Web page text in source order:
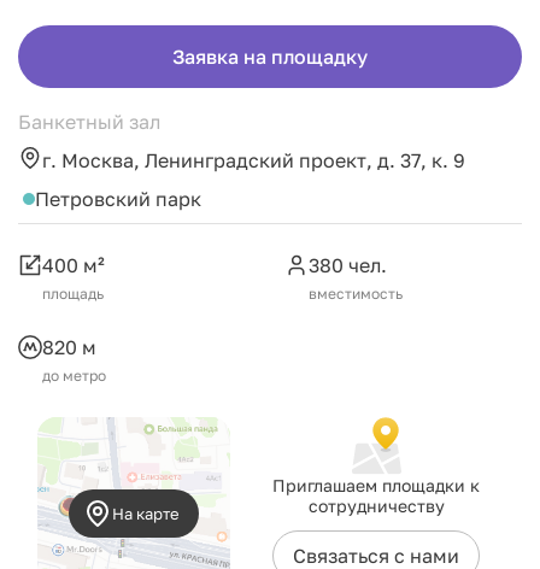
Заявка на площадку
Банкетный зал
г. Москва, Ленинградский проект, д. 37, к. 9
Петровский парк
400 м²
площадь
380 чел.
вместимость
820 м
до метро
На карте
Приглашаем площадки к
сотрудничеству
Связаться с нами